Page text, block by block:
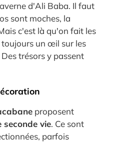
d'Ali Baba. Il faut
sont moches, la
c'est là qu'on fait les
toujours un œil sur les
trésors y passent
proposent
seconde vie. Ce sont
parfois